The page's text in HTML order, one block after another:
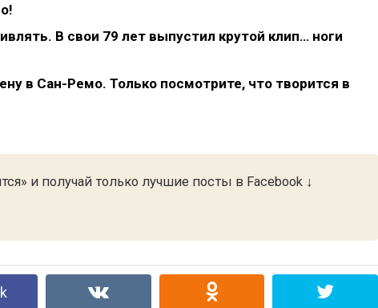
В свои 79 лет выпустил крутой клип… ноги
в Сан-Ремо. Только посмотрите, что творится в
и получай только лучшие посты в Facebook ↓